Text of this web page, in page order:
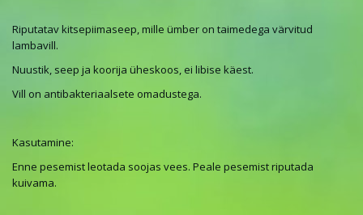
Riputatav kitsepiimaseep, mille ümber on taimedega värvitud
lambavill.
Nuustik, seep ja koorija üheskoos, ei libise käest.
Vill on antibakteriaalsete omadustega.
Kasutamine:
Enne pesemist leotada soojas vees. Peale pesemist riputada
kuivama.